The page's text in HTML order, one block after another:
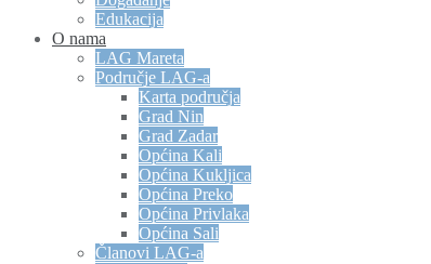
Edukacija
O nama
LAG Mareta
Područje LAG-a
Karta područja
Grad Nin
Grad Zadar
Općina Kali
Općina Kukljica
Općina Preko
Općina Privlaka
Općina Sali
Članovi LAG-a